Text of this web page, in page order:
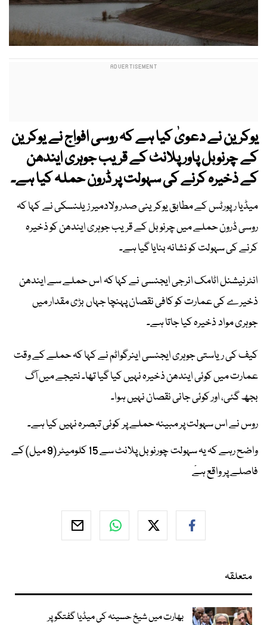
یوکرین نے دعویٰ کیا ہے کہ روسی افواج نے یوکرین
کے چرنوبل پاور پلانٹ کے قریب جوہری ایندھن
کے ذخیرہ کرنے کی سہولت پر ڈرون حملہ کیا ہے۔
میڈیا رپورٹس کے مطابق یوکرینی صدر ولادمیر زیلنسکی نے کہا کہ
روسی ڈرون حملے میں چرنوبل کے قریب جوہری ایندھن کو ذخیرہ
کرنے کی سہولت کو نشانہ بنایا گیا ہے۔
انٹرنیشنل اٹامک انرجی ایجنسی نے کہا کہ اس حملے سے ایندھن
ذخیرے کی عمارت کو کافی نقصان پہنچا جہاں بڑی مقدار میں
جوہری مواد ذخیرہ کیا جاتا ہے۔
کیف کی ریاستی جوہری ایجنسی اینرگواٹم نے کہا کہ حملے کے وقت
عمارت میں کوئی ایندھن ذخیرہ نہیں کیا گیا تھا۔ نتیجے میں آگ
بجھ گئی، اور کوئی جانی نقصان نہیں ہوا۔
روس نے اس سہولت پر مبینہ حملے پر کوئی تبصرہ نہیں کیا ہے۔
واضح رہے کہ یہ سہولت چورنوبل پلانٹ سے 15 کلومیٹر (9 میل) کے
فاصلے پر واقع ہےْ
متعلقہ
بھارت میں شیخ حسینہ کی میڈیا گفتگو پر